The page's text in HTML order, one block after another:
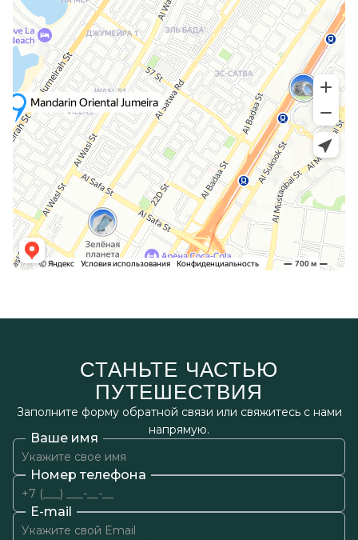
СТАНЬТЕ ЧАСТЬЮ
ПУТЕШЕСТВИЯ
Заполните форму обратной связи или свяжитесь с нами
напрямую.
Ваше имя
Номер телефона
E-mail